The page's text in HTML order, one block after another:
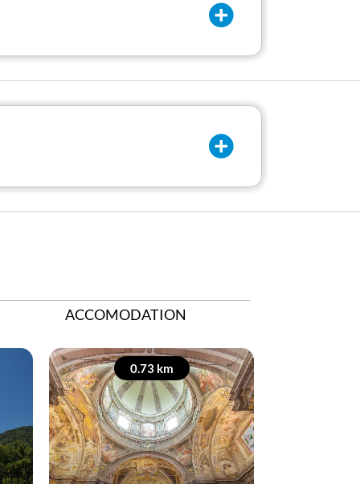
ACCOMODATION
0.73 km